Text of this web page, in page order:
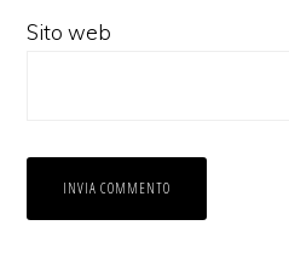
Sito web